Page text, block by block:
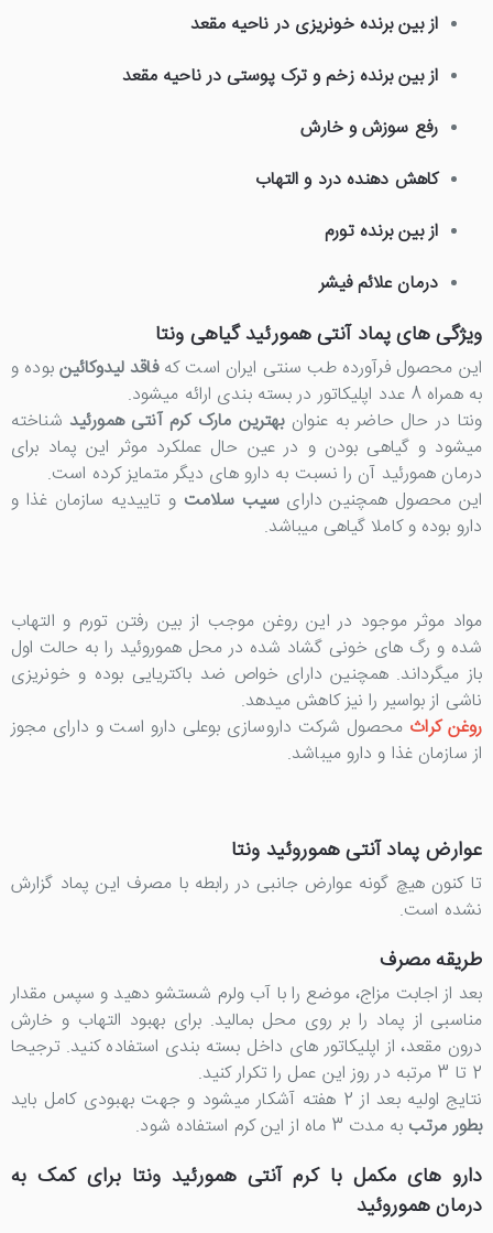
از بین برنده خونریزی در ناحیه مقعد
از بین برنده زخم و ترک پوستی در ناحیه مقعد
رفع سوزش و خارش
کاهش دهنده درد و التهاب
از بین برنده تورم
درمان علائم فیشر
ویژگی های پماد آنتی همورئید گیاهی ونتا
این محصول فرآورده طب سنتی ایران است کهفاقد لیدوکائینبوده و
به همراه 8 عدد اپلیکاتور در بسته بندی ارائه میشود.
ونتا در حال حاضر به عنوانبهترین مارک کرم آنتی همورئیدشناخته
میشود و گیاهی بودن و در عین حال عملکرد موثر این پماد برای
درمان همورئید آن را نسبت به دارو های دیگر متمایز کرده است.
این محصول همچنین دارایسیب سلامت و تاییدیه سازمان غذا و
دارو بوده و کاملا گیاهی میباشد.
مواد موثر موجود در این روغن موجب از بین رفتن تورم و التهاب
شده و رگ های خونی گشاد شده در محل هموروئید را به حالت اول
باز میگرداند. همچنین دارای خواص ضد باکتریایی بوده و خونریزی
ناشی از بواسیر را نیز کاهش میدهد.
روغن کراث محصول شرکت داروسازی بوعلی دارو است و دارای مجوز
از سازمان غذا و دارو میباشد.
عوارض پماد آنتی هموروئید ونتا
تا کنون هیچ گونه عوارض جانبی در رابطه با مصرف این پماد گزارش
نشده است.
طریقه مصرف
بعد از اجابت مزاج، موضع را با آب ولرم شستشو دهید و سپس مقدار
مناسبی از پماد را بر روی محل بمالید. برای بهبود التهاب و خارش
درون مقعد، از اپلیکاتور های داخل بسته بندی استفاده کنید. ترجیحا
2 تا 3 مرتبه در روز این عمل را تکرار کنید.
نتایج اولیه بعد از 2 هفته آشکار میشود و جهت بهبودی کامل باید
بطور مرتب به مدت 3 ماه از این کرم استفاده شود.
دارو های مکمل با کرم آنتی همورئید ونتا برای کمک به
درمان هموروئید